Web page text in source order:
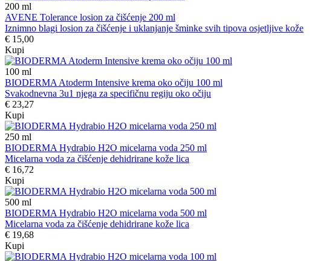
200 ml
AVENE Tolerance losion za čišćenje 200 ml
Iznimno blagi losion za čišćenje i uklanjanje šminke svih tipova osjetljive kože
€ 15,00
Kupi
100 ml
BIODERMA Atoderm Intensive krema oko očiju 100 ml
Svakodnevna 3u1 njega za specifičnu regiju oko očiju
€ 23,27
Kupi
250 ml
BIODERMA Hydrabio H2O micelarna voda 250 ml
Micelarna voda za čišćenje dehidrirane kože lica
€ 16,72
Kupi
500 ml
BIODERMA Hydrabio H2O micelarna voda 500 ml
Micelarna voda za čišćenje dehidrirane kože lica
€ 19,68
Kupi